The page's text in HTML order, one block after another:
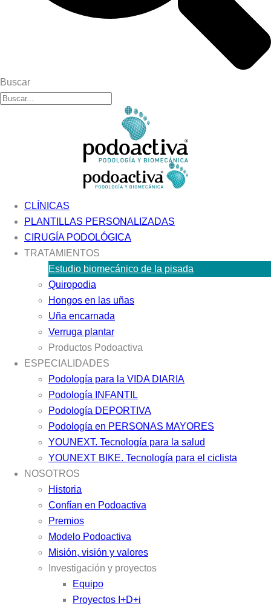
Buscar
CLÍNICAS
PLANTILLAS PERSONALIZADAS
CIRUGÍA PODOLÓGICA
TRATAMIENTOS
Estudio biomecánico de la pisada
Quiropodia
Hongos en las uñas
Uña encarnada
Verruga plantar
Productos Podoactiva
ESPECIALIDADES
Podología para la VIDA DIARIA
Podología INFANTIL
Podología DEPORTIVA
Podología en PERSONAS MAYORES
YOUNEXT. Tecnología para la salud
YOUNEXT BIKE. Tecnología para el ciclista
NOSOTROS
Historia
Confían en Podoactiva
Premios
Modelo Podoactiva
Misión, visión y valores
Investigación y proyectos
Equipo
Proyectos I+D+i